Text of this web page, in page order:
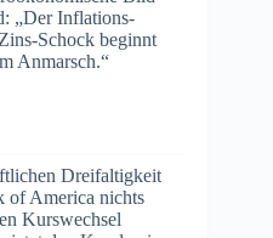
„Der Inflations-
Schock beginnt
Anmarsch.“
Dreifaltigkeit
of America nichts
Kurswechsel